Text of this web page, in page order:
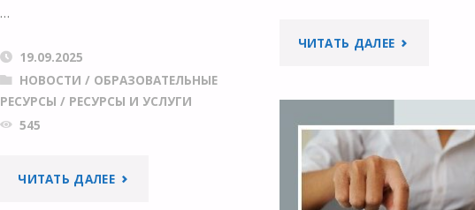
…
19.09.2025
НОВОСТИ / ОБРАЗОВАТЕЛЬНЫЕ
РЕСУРСЫ / РЕСУРСЫ И УСЛУГИ
545
ЧИТАТЬ ДАЛЕЕ"DATA
ЧИТАТЬ ДАЛЕЕ"НОВЫЙ